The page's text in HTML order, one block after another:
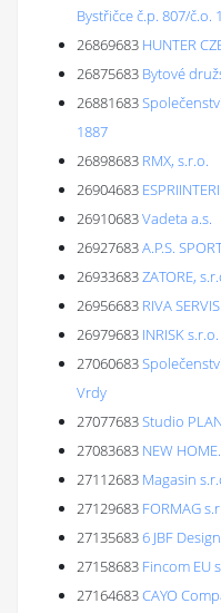
Bystřičce č.p. 807/č.o.
26869683 HUNTER
26875683 Bytové
26881683
1887
26898683 RMX, s.r.o.
26904683
26910683Vadeta a.s.
26927683A.P.S.
26933683ZATORE,
26956683 RIVA
26979683 INRISK s.r.o.
27060683
Vrdy
27077683Studio
27083683 NEW
27112683 Magasin
27129683 FORMAG
271356836 JBF
27158683 Fincom EU
27164683CAYO